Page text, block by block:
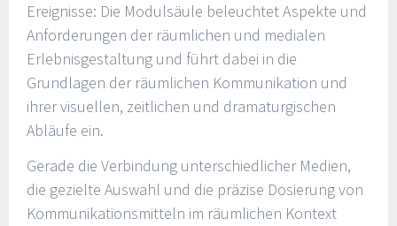
Ereignisse: Die Modulsäule beleuchtet Aspekte und
Anforderungen der räumlichen und medialen
Erlebnisgestaltung und führt dabei in die
Grundlagen der räumlichen Kommunikation und
ihrer visuellen, zeitlichen und dramaturgischen
Abläufe ein.
Gerade die Verbindung unterschiedlicher Medien,
die gezielte Auswahl und die präzise Dosierung von
Kommunikationsmitteln im räumlichen Kontext